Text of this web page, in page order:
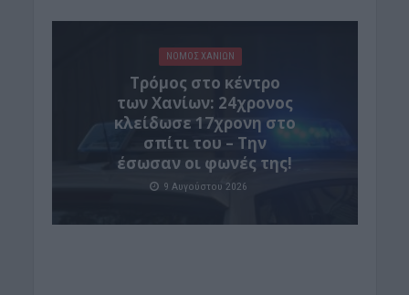
ΝΟΜΌΣ ΧΑΝΊΩΝ
Τρόμος στο κέντρο
των Χανίων: 24χρονος
κλείδωσε 17χρονη στο
σπίτι του – Την
έσωσαν οι φωνές της!
9 Αυγούστου 2026